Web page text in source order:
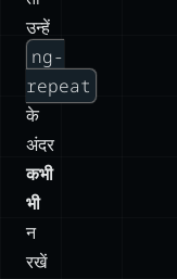
उन्हें
ng-
repeat
के
अंदर
कभी
भी
न
रखें